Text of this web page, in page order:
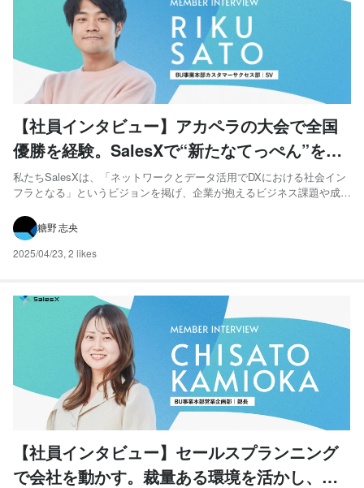
【社員インタビュー】アカペラの大会で全国
優勝を経験。SalesXで“新たなてっぺん”を目
指す
私たちSalesXは、「ネットワークとデータ活用でDXにおける社会イン
フラとなる」というビジョンを掲げ、企業が抱えるビジネス課題や成長
ヶ月後にSVに抜擢され活躍の場を広げている佐藤にインタビューしま
した。実は、大学時代はアカペラの著名な大会で優勝経...
糖野 志央
2025/04/23, 2 likes
【社員インタビュー】セールスプランニング
で会社を動かす。裁量ある環境を活かし、ゼ